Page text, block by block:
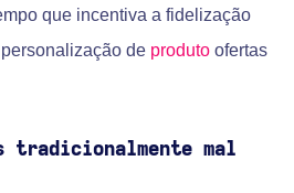
que incentiva a fidelização
de produto ofertas
tradicionalmente mal